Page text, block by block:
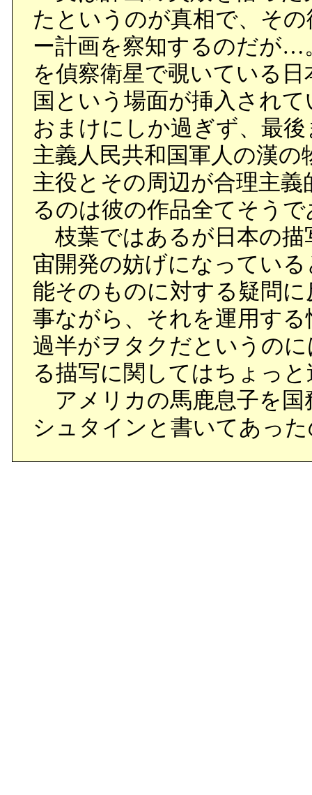
たというのが真相で、そ
ー計画を察知するのだが…
を偵察衛星で覗いている
国という場面が挿入され
おまけにしか過ぎず、最
主義人民共和国軍人の漢
主役とその周辺が合理主
るのは彼の作品全てそう
枝葉ではあるが日本の描
宙開発の妨げになってい
能そのものに対する疑問
事ながら、それを運用す
過半がヲタクだというの
る描写に関してはちょっ
アメリカの馬鹿息子を国
シュタインと書いてあっ